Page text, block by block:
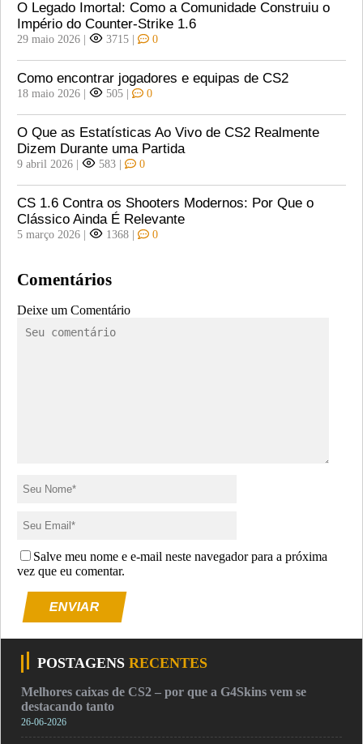
O Legado Imortal: Como a Comunidade Construiu o
Império do Counter-Strike 1.6
29 maio 2026 | 3715 | 0
Como encontrar jogadores e equipas de CS2
18 maio 2026 | 505 | 0
O Que as Estatísticas Ao Vivo de CS2 Realmente
Dizem Durante uma Partida
9 abril 2026 | 583 | 0
CS 1.6 Contra os Shooters Modernos: Por Que o
Clássico Ainda É Relevante
5 março 2026 | 1368 | 0
Comentários
Deixe um Comentário
Salve meu nome e e-mail neste navegador para a próxima
vez que eu comentar.
ENVIAR
POSTAGENS RECENTES
Melhores caixas de CS2 – por que a G4Skins vem se
destacando tanto
26-06-2026